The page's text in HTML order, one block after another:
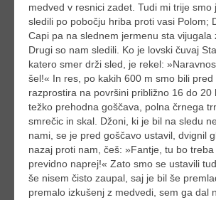
medved v resnici zadet. Tudi mi trije smo
sledili po pobočju hriba proti vasi Polom;
Capi pa na slednem jermenu sta vijugala
Drugi so nam sledili. Ko je lovski čuvaj
katero smer drži sled, je rekel:
šel!« In res, po kakih 600 m smo bili pred
razprostira na površini približno 16 do 20
težko prehodna goščava, polna črnega
smrečic in skal. Džoni, ki je bil na sledu
nami, se je pred goščavo ustavil, dvignil
nazaj proti nam, češ: »Fantje, tu bo
previdno naprej!« Zato smo se ustavili
še nisem čisto zaupal, saj je bil še
premalo izkušenj z medvedi, sem ga dal